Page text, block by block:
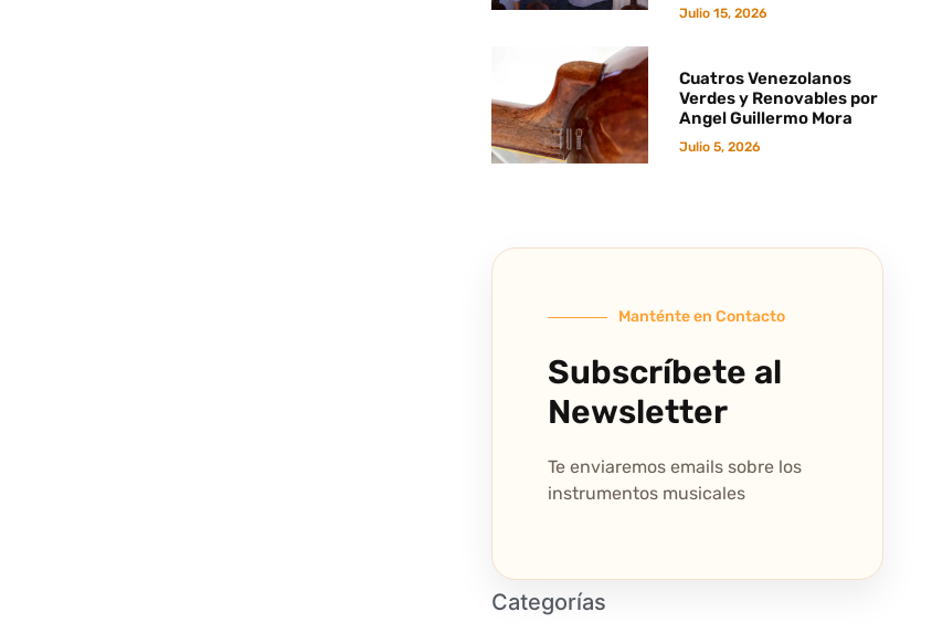
Julio 15, 2026
Cuatros Venezolanos
Verdes y Renovables por
Angel Guillermo Mora
Julio 5, 2026
Manténte en Contacto
Subscríbete al
Newsletter
Te enviaremos emails sobre los
instrumentos musicales
Categorías